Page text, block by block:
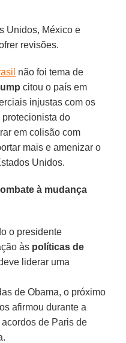
Unidos, México e
revisões.
não foi tema de
citou o país em
injustas com os
protecionista do
em colisão com
mais e amenizar o
Unidos.
à mudança
o presidente
às políticas de
liderar uma
de Obama, o próximo
afirmou durante a
de Paris de